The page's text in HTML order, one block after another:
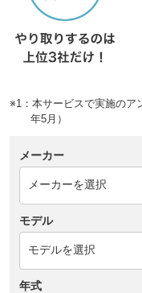
※1：本サービスで実施のア
年5月）
メーカー
モデル
年式